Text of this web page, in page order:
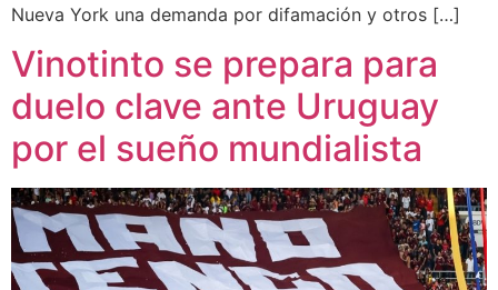
Nueva York una demanda por difamación y otros […]
Vinotinto se prepara para
duelo clave ante Uruguay
por el sueño mundialista